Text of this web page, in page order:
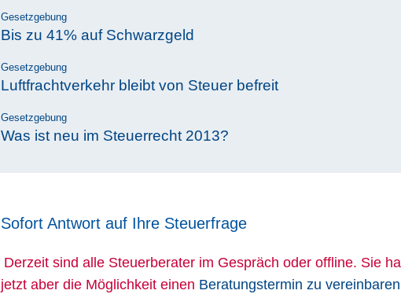
Gesetzgebung
Bis zu 41% auf Schwarzgeld
Gesetzgebung
Luftfrachtverkehr bleibt von Steuer befreit
Gesetzgebung
Was ist neu im Steuerrecht 2013?
Sofort Antwort auf Ihre Steuerfrage
Derzeit sind alle Steuerberater im Gespräch oder offline. Sie
jetzt aber die Möglichkeit einen Beratungstermin zu vereinbaren